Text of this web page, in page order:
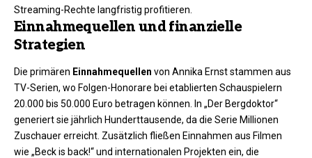
Streaming-Rechte langfristig profitieren.
Einnahmequellen und finanzielle
Strategien
Die primären Einnahmequellen von Annika Ernst stammen aus
TV-Serien, wo Folgen-Honorare bei etablierten Schauspielern
20.000 bis 50.000 Euro betragen können. In „Der Bergdoktor“
generiert sie jährlich Hunderttausende, da die Serie Millionen
Zuschauer erreicht. Zusätzlich fließen Einnahmen aus Filmen
wie „Beck is back!“ und internationalen Projekten ein, die